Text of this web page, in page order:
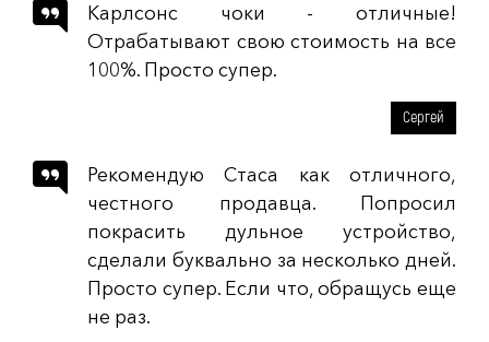
Карлсонс чоки - отличные!
Отрабатывают свою стоимость на все
100%. Просто супер.
Сергей
Рекомендую Стаса как отличного,
честного продавца. Попросил
покрасить дульное устройство,
сделали буквально за несколько дней.
Просто супер. Если что, обращусь еще
не раз.